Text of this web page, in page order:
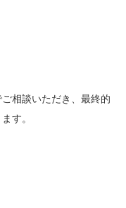
相談いただき、最終的
す。